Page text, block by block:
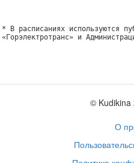
* В расписаниях используются
«Горэлектротранс» и
© Kudikina
О